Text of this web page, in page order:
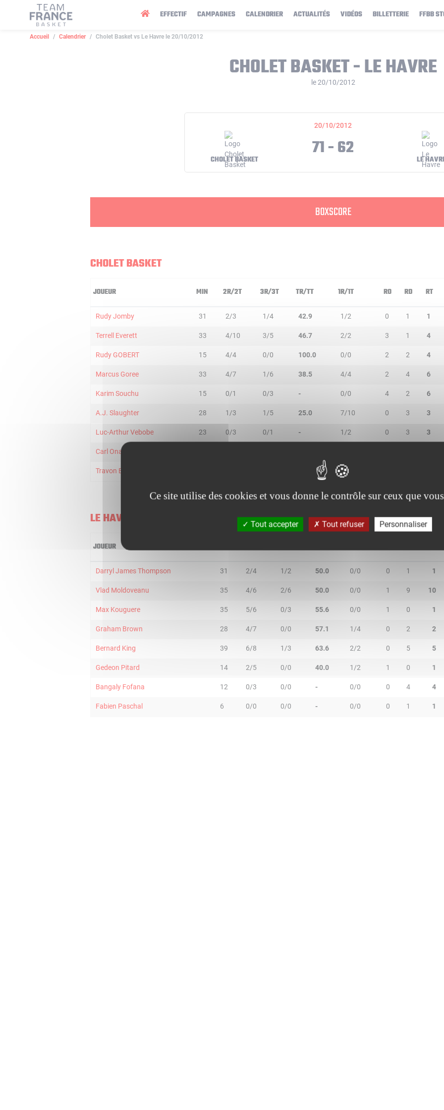
EFFECTIF CAMPAGNES CALENDRIER ACTUALITÉS VIDÉOS BILLETTERIE FFBB
Accueil Calendrier Cholet Basket vs Le Havre le 20/10/2012
CHOLET BASKET - LE HAVRE
le 20/10/2012
20/10/2012
CHOLET BASKET 71 - 62 LE
BOXSCORE
CHOLET BASKET
JOUEUR MIN 2R/2T 3R/3T TR/TT 1R/1T RO RD RT
Rudy Jomby 31 2/3 1/4 42.9 1/2 0 1 1
Terrell Everett 33 4/10 3/5 46.7 2/2 3 1 4
Rudy GOBERT 15 4/4 0/0 100.0 0/0 2 2 4
Marcus Goree 33 4/7 1/6 38.5 4/4 2 4 6
Karim Souchu 15 0/1 0/3 - 0/0 4 2 6
A.J. Slaughter 28 1/3 1/5 25.0 7/10 0 3 3
Luc-Arthur Vebobe 23 0/3 0/1 - 1/2 0 3 3
Carl Ona Embo
Travon Bryant 0/0
LE HAVRE
JOUEUR
Darryl James Thompson 31 2/4 1/2 50.0 0/0 0 1 1
Vlad Moldoveanu 35 4/6 2/6 50.0 0/0 1 9 10
Max Kouguere 35 5/6 0/3 55.6 0/0 1 0 1
Graham Brown 28 4/7 0/0 57.1 1/4 0 2 2
Bernard King 39 6/8 1/3 63.6 2/2 0 5 5
Gedeon Pitard 14 2/5 0/0 40.0 1/2 1 0 1
Bangaly Fofana 12 0/3 0/0 - 0/0 0 4 4
Fabien Paschal 6 0/0 0/0 - 0/0 0 1 1
Panneau de gestion des cookies
Ce site utilise des cookies et vous donne le contrôle sur ceux que
Tout accepter Tout refuser Personnaliser